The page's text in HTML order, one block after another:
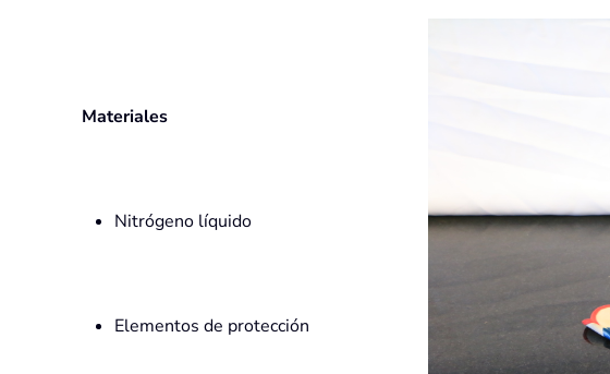
Materiales
Nitrógeno líquido
Elementos de protección